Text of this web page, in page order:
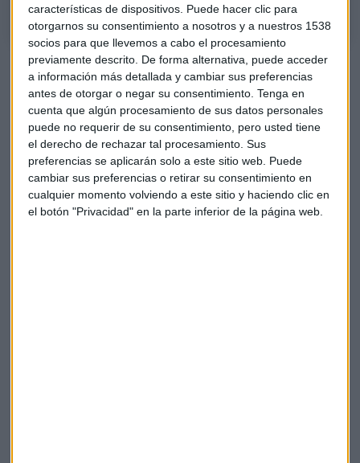
características de dispositivos. Puede hacer clic para
otorgarnos su consentimiento a nosotros y a nuestros 1538
socios para que llevemos a cabo el procesamiento
previamente descrito. De forma alternativa, puede acceder
a información más detallada y cambiar sus preferencias
antes de otorgar o negar su consentimiento. Tenga en
cuenta que algún procesamiento de sus datos personales
puede no requerir de su consentimiento, pero usted tiene
el derecho de rechazar tal procesamiento. Sus
preferencias se aplicarán solo a este sitio web. Puede
cambiar sus preferencias o retirar su consentimiento en
cualquier momento volviendo a este sitio y haciendo clic en
el botón "Privacidad" en la parte inferior de la página web.
Antonio Garamendi ha destacado la importancia de la
colaboración público-privadaen todos los sectores y en
especial en el sanitario. Comenta que “en España no hay
desigualdad y la sanidad pública y privada se
complementan. La privada ayuda a que la pública pueda
trabajar mejor”. Es la suma de las dos la que hace que
España tenga un gran sistema sanitario.